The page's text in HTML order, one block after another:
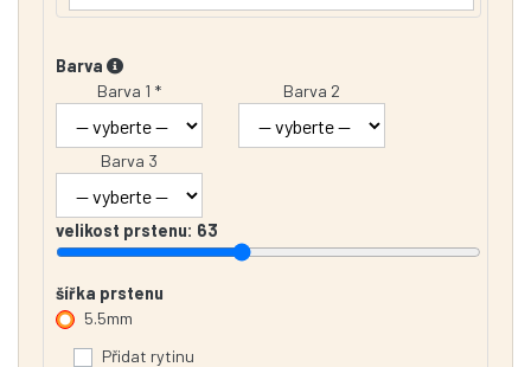
Barva
Barva 1 *
Barva 2
Barva 3
velikost prstenu: 63
šířka prstenu
5.5mm
Přidat rytinu